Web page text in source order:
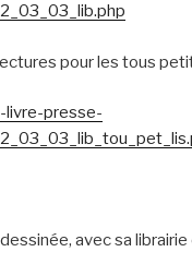
pour les tous
livre-presse-
dessinée, avec sa